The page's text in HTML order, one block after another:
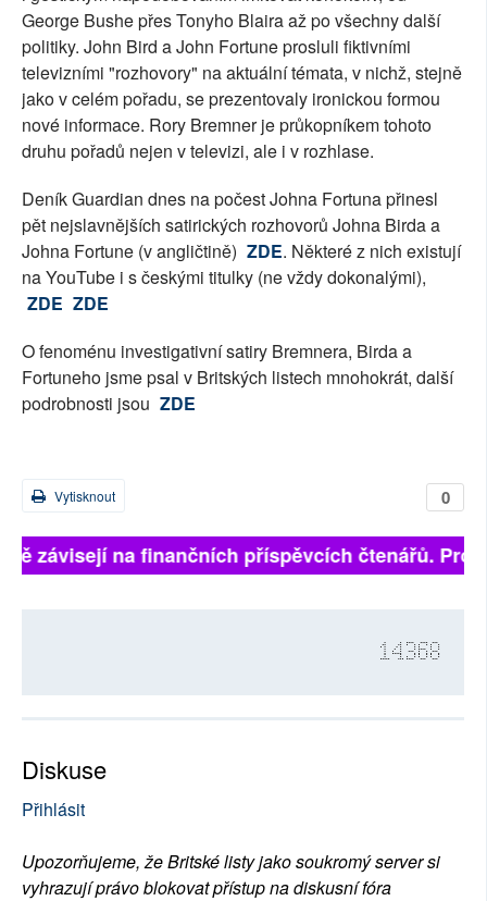
George Bushe přes Tonyho Blaira až po všechny další
politiky. John Bird a John Fortune prosluli fiktivními
televizními "rozhovory" na aktuální témata, v nichž, stejně
jako v celém pořadu, se prezentovaly ironickou formou
nové informace. Rory Bremner je průkopníkem tohoto
druhu pořadů nejen v televizi, ale i v rozhlase.
Deník Guardian dnes na počest Johna Fortuna přinesl
pět nejslavnějších satirických rozhovorů Johna Birda a
Johna Fortune (v angličtině) ZDE. Některé z nich existují
na YouTube i s českými titulky (ne vždy dokonalými),
ZDE ZDE
O fenoménu investigativní satiry Bremnera, Birda a
Fortuneho jsme psal v Britských listech mnohokrát, další
podrobnosti jsou ZDE
0
Vytisknout
závisejí na finančních příspěvcích čtenářů.
14368
Diskuse
Přihlásit
Upozorňujeme, že Britské listy jako soukromý server si
vyhrazují právo blokovat přístup na diskusní fóra